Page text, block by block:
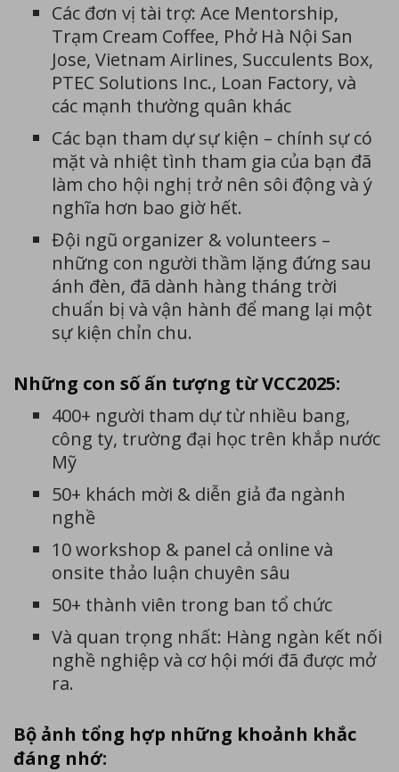
Các đơn vị tài trợ: Ace Mentorship,
Trạm Cream Coffee, Phở Hà Nội San
Jose, Vietnam Airlines, Succulents Box,
PTEC Solutions Inc., Loan Factory, và
các mạnh thường quân khác
Các bạn tham dự sự kiện – chính sự có
mặt và nhiệt tình tham gia của bạn đã
làm cho hội nghị trở nên sôi động và ý
nghĩa hơn bao giờ hết.
Đội ngũ organizer & volunteers –
những con người thầm lặng đứng sau
ánh đèn, đã dành hàng tháng trời
chuẩn bị và vận hành để mang lại một
sự kiện chỉn chu.
Những con số ấn tượng từ VCC2025:
400+ người tham dự từ nhiều bang,
công ty, trường đại học trên khắp nước
Mỹ
50+ khách mời & diễn giả đa ngành
nghề
10 workshop & panel cả online và
onsite thảo luận chuyên sâu
50+ thành viên trong ban tổ chức
Và quan trọng nhất: Hàng ngàn kết nối
nghề nghiệp và cơ hội mới đã được mở
ra.
Bộ ảnh tổng hợp những khoảnh khắc
đáng nhớ: